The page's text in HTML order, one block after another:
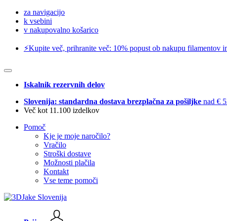
za navigacijo
k vsebini
v nakupovalno košarico
⚡️Kupite več, prihranite več: 10% popust ob nakupu filamentov
Iskalnik rezervnih delov
Slovenija: standardna dostava brezplačna za pošiljke nad €
Več kot 11.100 izdelkov
Pomoč
Kje je moje naročilo?
Vračilo
Stroški dostave
Možnosti plačila
Kontakt
Vse teme pomoči